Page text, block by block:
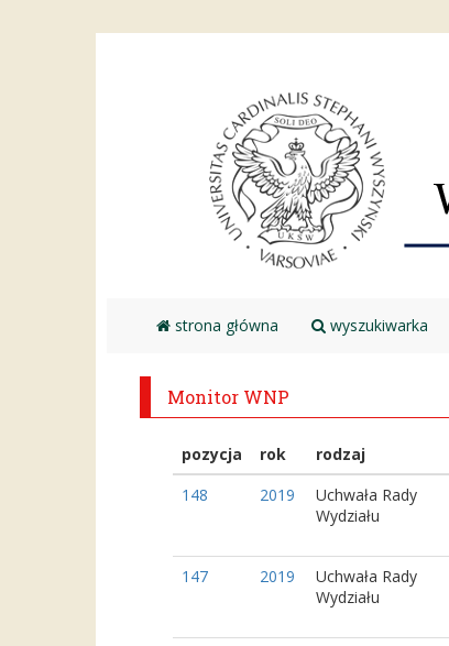
strona główna wyszukiwarka
Monitor WNP
pozycja rok rodzaj
148
2019
Uchwała Rady
Wydziału
147 2019
Uchwała Rady
Wydziału